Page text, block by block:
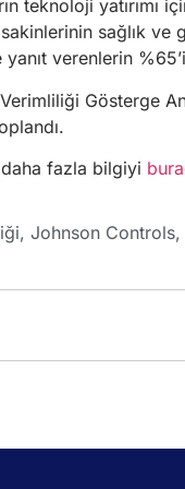
teknoloji
sağlık
verenlerin
Gösterge
daha fazla bilgiyi
, Johnson Controls,